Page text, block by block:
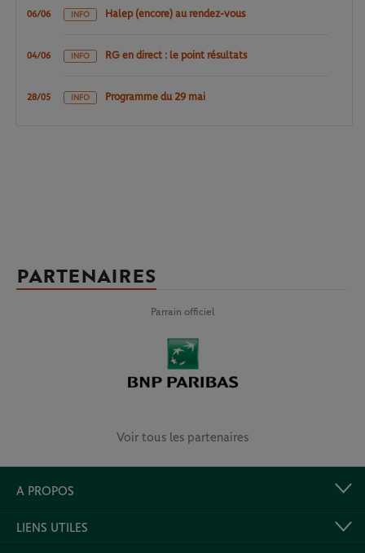
06/06 INFO Halep (encore) au rendez-vous
04/06 INFO RG en direct : le point résultats
28/05 INFO Programme du 29 mai
PARTENAIRES
Parrain officiel
Voir tous les partenaires
A PROPOS
LIENS UTILES